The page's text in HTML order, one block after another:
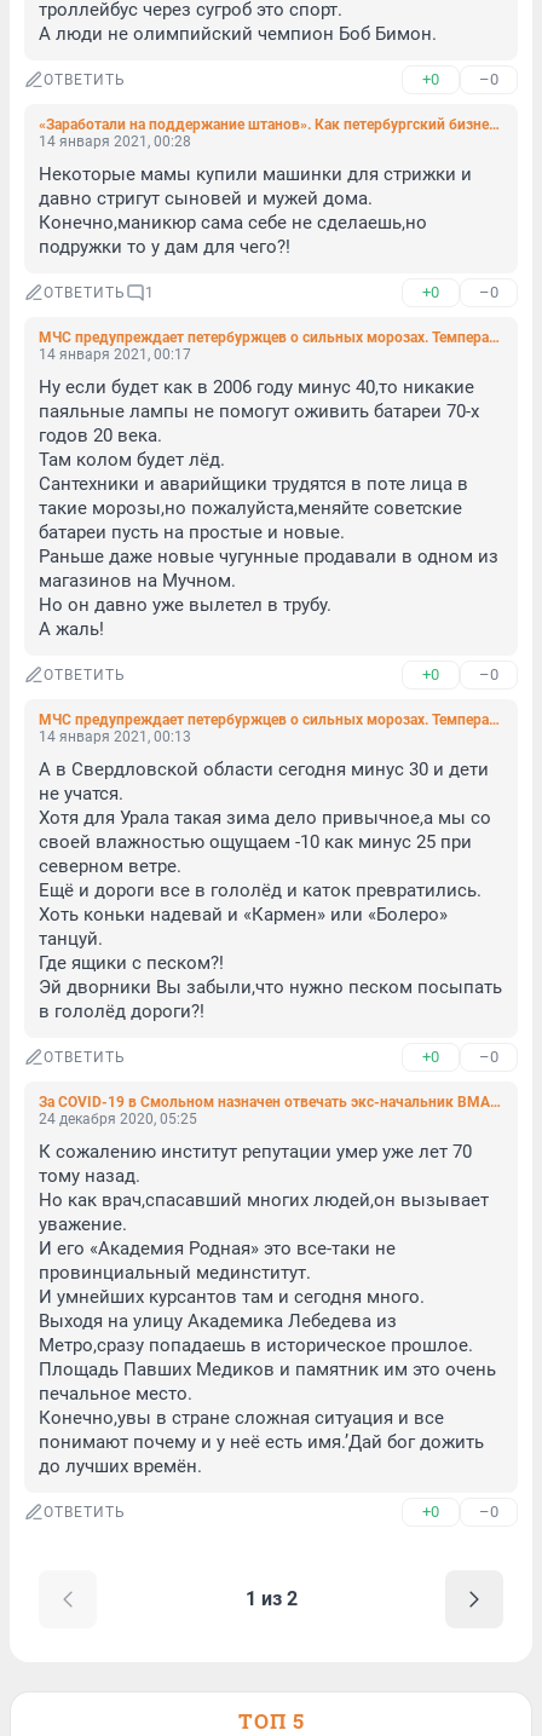
троллейбус через сугроб это спорт.
А люди не олимпийский чемпион Боб Бимон.
ОТВЕТИТЬ +0 –0
«Заработали на поддержание штанов». Как петербургский бизнес пережил новогодний локдаун
14 января 2021, 00:28
Некоторые мамы купили машинки для стрижки и
давно стригут сыновей и мужей дома.
Конечно,маникюр сама себе не сделаешь,но
подружки то у дам для чего?!
ОТВЕТИТЬ 1 +0 –0
МЧС предупреждает петербуржцев о сильных морозах. Температура опустится ниже -20 градусов
14 января 2021, 00:17
Ну если будет как в 2006 году минус 40,то никакие
паяльные лампы не помогут оживить батареи 70-х
годов 20 века.
Там колом будет лёд.
Сантехники и аварийщики трудятся в поте лица в
такие морозы,но пожалуйста,меняйте советские
батареи пусть на простые и новые.
Раньше даже новые чугунные продавали в одном из
магазинов на Мучном.
Но он давно уже вылетел в трубу.
А жаль!
ОТВЕТИТЬ +0 –0
МЧС предупреждает петербуржцев о сильных морозах. Температура опустится ниже -20 градусов
14 января 2021, 00:13
А в Свердловской области сегодня минус 30 и дети
не учатся.
Хотя для Урала такая зима дело привычное,а мы со
своей влажностью ощущаем -10 как минус 25 при
северном ветре.
Ещё и дороги все в гололёд и каток превратились.
Хоть коньки надевай и «Кармен» или «Болеро»
танцуй.
Где ящики с песком?!
Эй дворники Вы забыли,что нужно песком посыпать
в гололёд дороги?!
ОТВЕТИТЬ +0 –0
За COVID-19 в Смольном назначен отвечать экс-начальник ВМА Белевитин. Ранее он был осужден за взятку (фото)
24 декабря 2020, 05:25
К сожалению институт репутации умер уже лет 70
тому назад.
Но как врач,спасавший многих людей,он вызывает
уважение.
И его «Академия Родная» это все-таки не
провинциальный мединститут.
И умнейших курсантов там и сегодня много.
Выходя на улицу Академика Лебедева из
Метро,сразу попадаешь в историческое прошлое.
Площадь Павших Медиков и памятник им это очень
печальное место.
Конечно,увы в стране сложная ситуация и все
понимают почему и у неё есть имя.’Дай бог дожить
до лучших времён.
ОТВЕТИТЬ +0 –0
1 из 2
ТОП 5